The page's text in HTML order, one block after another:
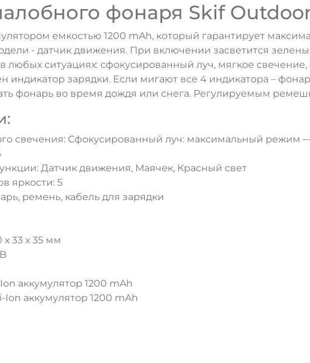
фонаря Skif
емкостью 1200 mAh, который гарантирует
- датчик движения. При включении засветится
любых ситуациях: сфокусированный луч, мягкое
индикатор зарядки. Если мигают все 4 индикатора –
фонарь во время дождя или снега. Регулируемым
свечения: Сфокусированный луч: максимальный режим
Датчик движения, Маячек, Красный свет
яркости: 5
ремень, кабель для зарядки
33 х 35 мм
аккумулятор 1200 mAh
аккумулятор 1200 mAh